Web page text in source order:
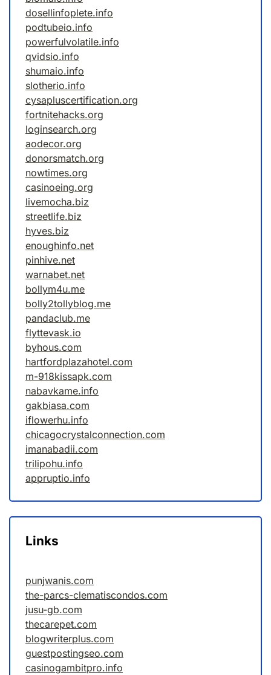
dosellinfoplete.info
podtubeio.info
powerfulvolatile.info
qvidsio.info
shumaio.info
slotherio.info
cysapluscertification.org
fortnitehacks.org
loginsearch.org
aodecor.org
donorsmatch.org
nowtimes.org
casinoeing.org
livemocha.biz
streetlife.biz
hyves.biz
enoughinfo.net
pinhive.net
warnabet.net
bollym4u.me
bolly2tollyblog.me
pandaclub.me
flyttevask.io
byhous.com
hartfordplazahotel.com
m-918kissapk.com
nabavkame.info
gakbiasa.com
iflowerhu.info
chicagocrystalconnection.com
imanabadii.com
trilipohu.info
appruptio.info
Links
punjwanis.com
the-parcs-clematiscondos.com
jusu-gb.com
thecarepet.com
blogwriterplus.com
guestpostingseo.com
casinogambitpro.info